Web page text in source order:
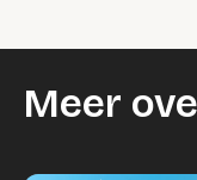
Meer